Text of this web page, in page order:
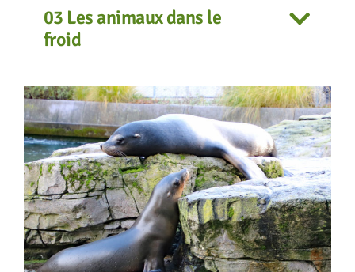
03 Les animaux dans le
froid